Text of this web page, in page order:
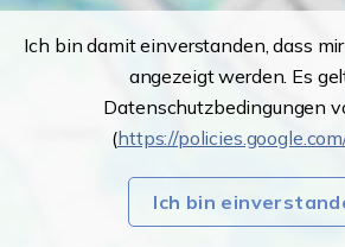
Ich bin damit einverstanden, dass
angezeigt werden. Es
Datenschutzbedingungen
(https://
Ich bin